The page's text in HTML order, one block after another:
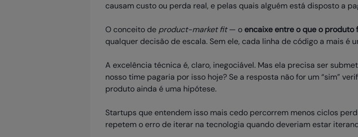
causam custo ou perda real, e pelas quais alguém está disposto a
O conceito de product-market fit— o encaixe entre o que o produto
qualquer decisão de escala. Sem ele, cada linha de código a mais é
A excelência técnica é, claro, inegociável. Mas ela precisa ser
nosso time pagaria por isso hoje? Se a resposta não for um “sim”
produto ainda é uma hipótese.
Startups que entendem isso mais cedo percorrem menos ciclos
repetem o erro de iterar na tecnologia quando deveriam estar